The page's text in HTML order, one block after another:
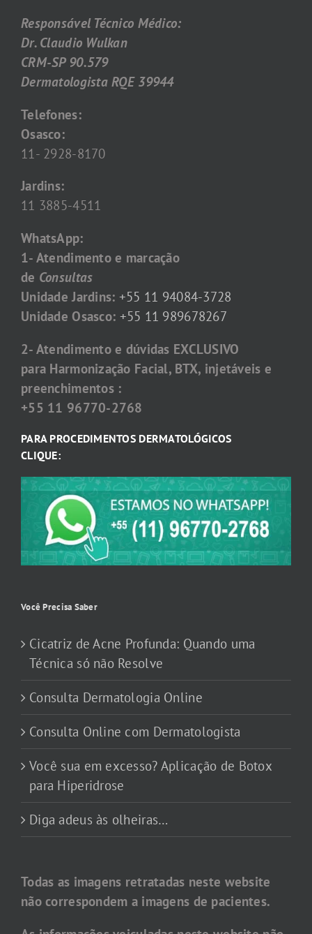
Responsável Técnico Médico:
Dr. Claudio Wulkan
CRM-SP 90.579
Dermatologista RQE 39944
Telefones:
Osasco:
11- 2928-8170
Jardins:
11 3885-4511
WhatsApp:
1- Atendimento e marcação
de Consultas
Unidade Jardins: +55 11 94084-3728
Unidade Osasco: +55 11 989678267
2- Atendimento e dúvidas EXCLUSIVO
para Harmonização Facial, BTX, injetáveis e
preenchimentos :
+55 11 96770-2768
PARA PROCEDIMENTOS DERMATOLÓGICOS
CLIQUE:
Você Precisa Saber
Cicatriz de Acne Profunda: Quando uma
Técnica só não Resolve
Consulta Dermatologia Online
Consulta Online com Dermatologista
Você sua em excesso? Aplicação de Botox
para Hiperidrose
Diga adeus às olheiras…
Todas as imagens retratadas neste website
não correspondem a imagens de pacientes.